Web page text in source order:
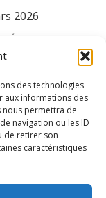
des technologies
aux informations des
nous permettra de
navigation ou les ID
de retirer son
caractéristiques
2026
Syndicat
– Tous